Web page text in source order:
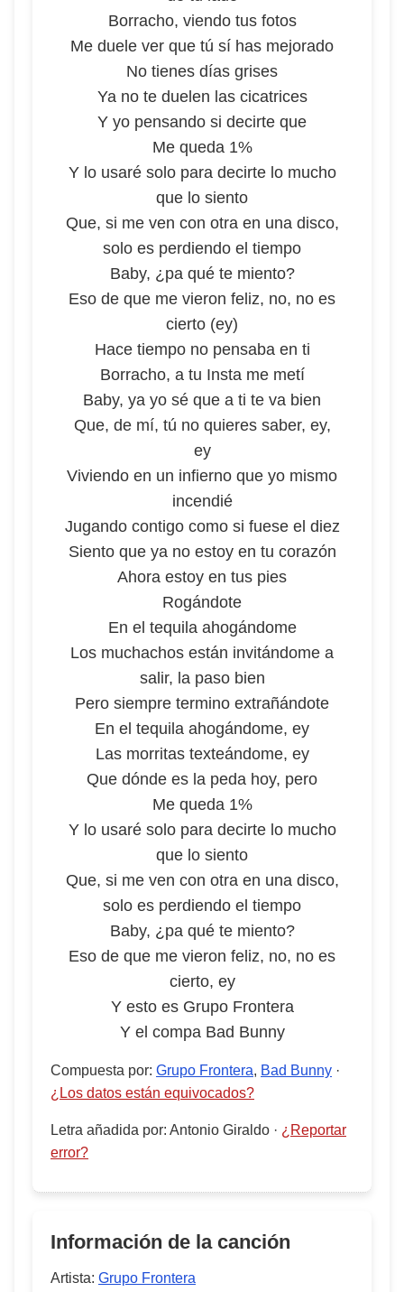
Borracho, viendo tus fotos
Me duele ver que tú sí has mejorado
No tienes días grises
Ya no te duelen las cicatrices
Y yo pensando si decirte que
Me queda 1%
Y lo usaré solo para decirte lo mucho
que lo siento
Que, si me ven con otra en una disco,
solo es perdiendo el tiempo
Baby, ¿pa qué te miento?
Eso de que me vieron feliz, no, no es
cierto (ey)
Hace tiempo no pensaba en ti
Borracho, a tu Insta me metí
Baby, ya yo sé que a ti te va bien
Que, de mí, tú no quieres saber, ey,
ey
Viviendo en un infierno que yo mismo
incendié
Jugando contigo como si fuese el diez
Siento que ya no estoy en tu corazón
Ahora estoy en tus pies
Rogándote
En el tequila ahogándome
Los muchachos están invitándome a
salir, la paso bien
Pero siempre termino extrañándote
En el tequila ahogándome, ey
Las morritas texteándome, ey
Que dónde es la peda hoy, pero
Me queda 1%
Y lo usaré solo para decirte lo mucho
que lo siento
Que, si me ven con otra en una disco,
solo es perdiendo el tiempo
Baby, ¿pa qué te miento?
Eso de que me vieron feliz, no, no es
cierto, ey
Y esto es Grupo Frontera
Y el compa Bad Bunny
Compuesta por: Grupo Frontera, Bad Bunny ·
¿Los datos están equivocados?
Letra añadida por: Antonio Giraldo · ¿Reportar
error?
Información de la canción
Artista: Grupo Frontera